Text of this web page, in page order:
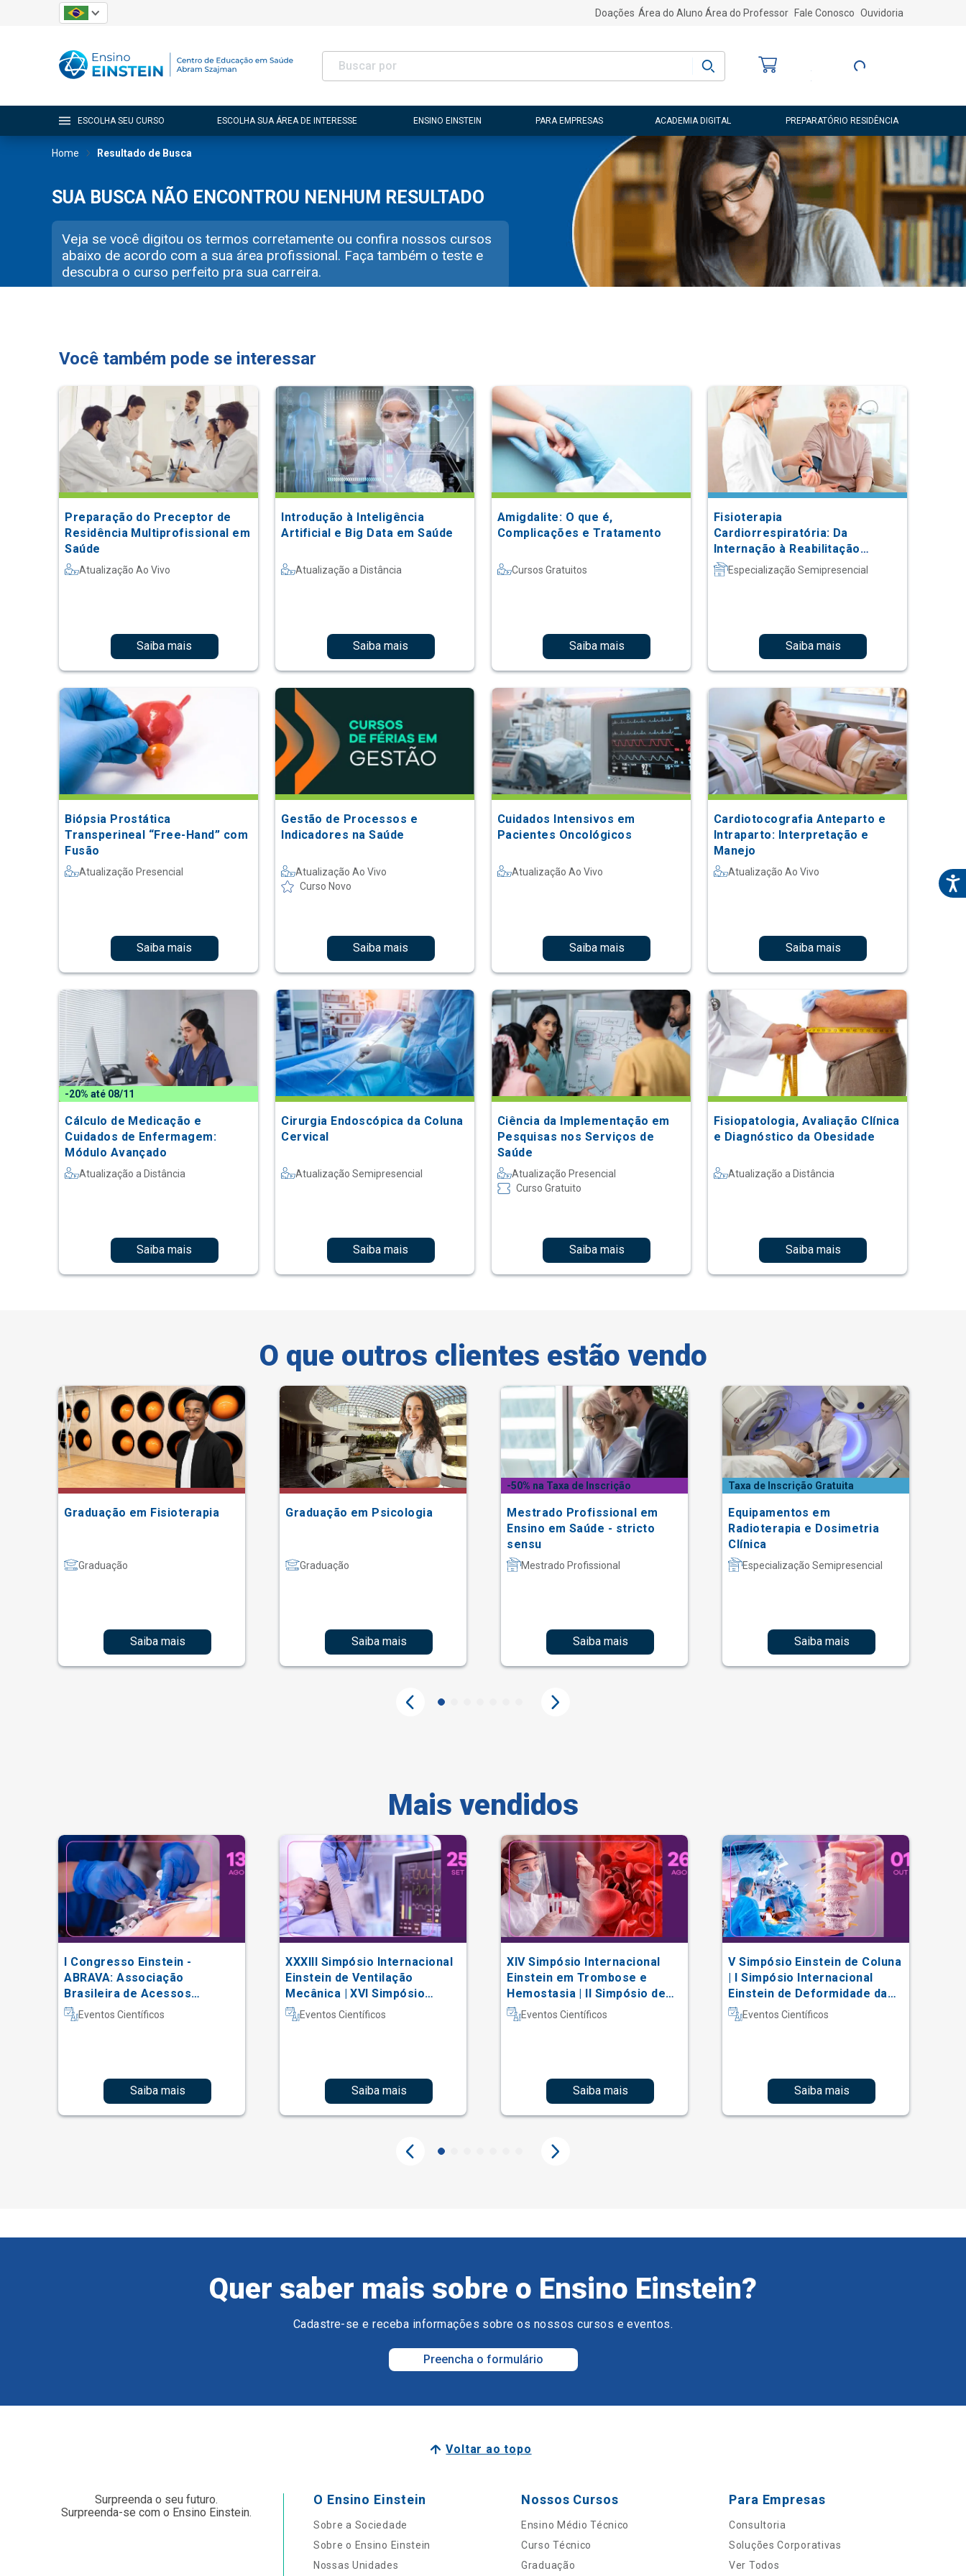
Doações Área do Aluno Área do Professor Fale Conosco Ouvidoria
Entre ou Cadastre-
ESCOLHA SEU CURSO ESCOLHA SUA ÁREA DE INTERESSE ENSINO EINSTEIN PARA EMPRESAS ACADEMIA DIGITAL PREPARATÓRIO RESIDÊNCIA
Home Resultado de Busca
SUA BUSCA NÃO ENCONTROU NENHUM RESULTADO
Veja se você digitou os termos corretamente ou confira nossos cursos
abaixo de acordo com a sua área profissional. Faça também o teste e
descubra o curso perfeito pra sua carreira.
Você também pode se interessar
Preparação do Preceptor de
Residência Multiprofissional em
Saúde
Atualização Ao Vivo
Saiba mais
Introdução à Inteligência
Artificial e Big Data em Saúde
Atualização a Distância
Saiba mais
Amigdalite: O que é,
Complicações e Tratamento
Cursos Gratuitos
Saiba mais
Fisioterapia
Cardiorrespiratória: Da
Internação à Reabilitação
Ambulatorial
Especialização Semipresencial
Saiba mais
Biópsia Prostática
Transperineal “Free-Hand” com
Fusão
Atualização Presencial
Saiba mais
Gestão de Processos e
Indicadores na Saúde
Atualização Ao Vivo
Curso Novo
Saiba mais
Cuidados Intensivos em
Pacientes Oncológicos
Atualização Ao Vivo
Saiba mais
Cardiotocografia Anteparto e
Intraparto: Interpretação e
Manejo
Atualização Ao Vivo
Saiba mais
-20% até 08/11
Cálculo de Medicação e
Cuidados de Enfermagem:
Módulo Avançado
Atualização a Distância
Saiba mais
Cirurgia Endoscópica da Coluna
Cervical
Atualização Semipresencial
Saiba mais
Ciência da Implementação em
Pesquisas nos Serviços de
Saúde
Atualização Presencial
Curso Gratuito
Saiba mais
Fisiopatologia, Avaliação Clínica
e Diagnóstico da Obesidade
Atualização a Distância
Saiba mais
O que outros clientes estão vendo
Graduação em Fisioterapia
Graduação
Saiba mais
Graduação em Psicologia
Graduação
Saiba mais
-50% na Taxa de Inscrição
Mestrado Profissional em
Ensino em Saúde - stricto
sensu
Mestrado Profissional
Saiba mais
Taxa de Inscrição Gratuita
Equipamentos em
Radioterapia e Dosimetria
Clínica
Especialização Semipresencial
Saiba mais
Mais vendidos
I Congresso Einstein -
ABRAVA: Associação
Brasileira de Acessos
Vasculares
Eventos Científicos
Saiba mais
XXXIII Simpósio Internacional
Einstein de Ventilação
Mecânica | XVI Simpósio
Internacional Einstein de
Fisioterapia em Terapia
Eventos Científicos
Saiba mais
XIV Simpósio Internacional
Einstein em Trombose e
Hemostasia | II Simpósio de
Hematologia Laboratorial
Eventos Científicos
Saiba mais
V Simpósio Einstein de Coluna
| I Simpósio Internacional
Einstein de Deformidade da
Coluna e Técnicas Complexas
Eventos Científicos
Saiba mais
Quer saber mais sobre o Ensino Einstein?
Cadastre-se e receba informações sobre os nossos cursos e eventos.
Preencha o formulário
Voltar ao topo
Surpreenda o seu futuro.
Surpreenda-se com o Ensino Einstein.
O Ensino Einstein
Sobre a Sociedade
Sobre o Ensino Einstein
Nossas Unidades
Nossos Cursos
Ensino Médio Técnico
Curso Técnico
Graduação
Para Empresas
Consultoria
Soluções Corporativas
Ver Todos